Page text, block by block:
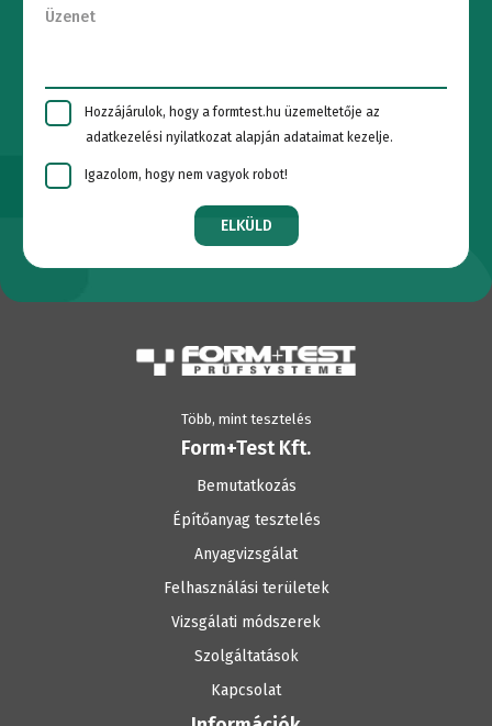
Hozzájárulok, hogy a formtest.hu üzemeltetője az
adatkezelési nyilatkozat alapján adataimat kezelje.
Igazolom, hogy nem vagyok robot!
ELKÜLD
Több, mint tesztelés
Form+Test Kft.
Bemutatkozás
Építőanyag tesztelés
Anyagvizsgálat
Felhasználási területek
Vizsgálati módszerek
Szolgáltatások
Kapcsolat